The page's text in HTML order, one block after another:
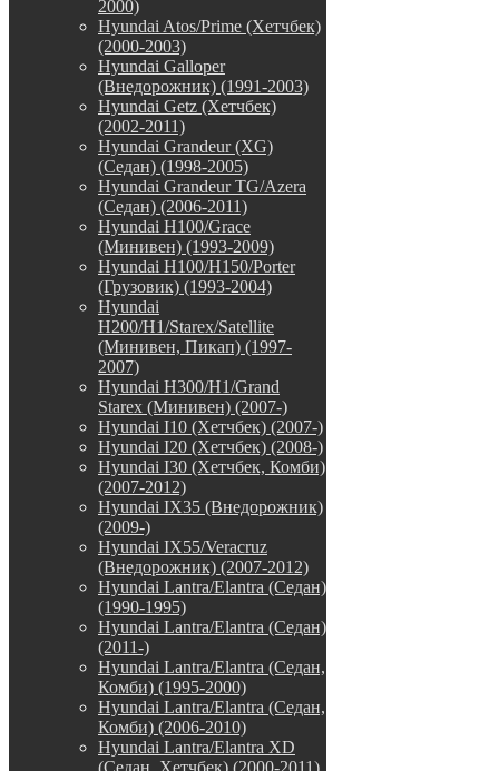
2000)
Hyundai Atos/Prime (Хетчбек)
(2000-2003)
Hyundai Galloper
(Внедорожник) (1991-2003)
Hyundai Getz (Хетчбек)
(2002-2011)
Hyundai Grandeur (XG)
(Седан) (1998-2005)
Hyundai Grandeur TG/Azera
(Седан) (2006-2011)
Hyundai H100/Grace
(Минивен) (1993-2009)
Hyundai H100/H150/Porter
(Грузовик) (1993-2004)
Hyundai
H200/H1/Starex/Satellite
(Минивен, Пикап) (1997-
2007)
Hyundai H300/H1/Grand
Starex (Минивен) (2007-)
Hyundai I10 (Хетчбек) (2007-)
Hyundai I20 (Хетчбек) (2008-)
Hyundai I30 (Хетчбек, Комби)
(2007-2012)
Hyundai IX35 (Внедорожник)
(2009-)
Hyundai IX55/Veracruz
(Внедорожник) (2007-2012)
Hyundai Lantra/Elantra (Седан)
(1990-1995)
Hyundai Lantra/Elantra (Седан)
(2011-)
Hyundai Lantra/Elantra (Седан,
Комби) (1995-2000)
Hyundai Lantra/Elantra (Седан,
Комби) (2006-2010)
Hyundai Lantra/Elantra XD
(Седан, Хетчбек) (2000-2011)